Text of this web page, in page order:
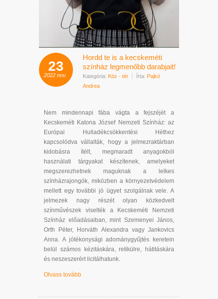
23
2022 nov.
Hordd te is a kecskeméti
színház legmenőbb darabjait!
Kategória: Köz - tér Írta: Pajkó
Andrea
Nem mindennapi fába vágta a fejszéjét a
Kecskeméti Katona József Nemzeti Színház: az
Európai Hulladékcsökkentési Héthez
kapcsolódva vállalták, hogy a jelmezraktárban
kidobásra ítélt, megmaradt anyagokból
használati tárgyakat készítenek, amelyeket
megszerezhetnek maguknak a lelkes
színházrajongók, miközben a környezetvédelem
mellett egy további jó ügyet szolgálnak vele. A
jelmezek nagy részét olyan közkedvelt
színművészek viselték a Kecskeméti Nemzeti
Színház előadásaiban, mint Szemenyei János,
Orth Péter, Horváth Alexandra vagy Jankovics
Anna. A jótékonysági adománygyűjtés keretein
belül számos kézitáskára, retikülre, hátitáskára
és neszeszerért licitálhatunk.
Olvass tovább